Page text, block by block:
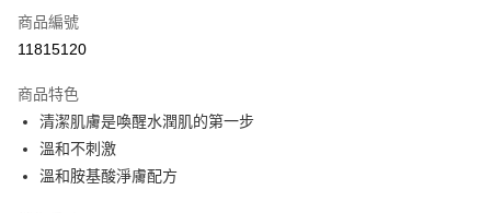
信用卡一次付款
LINE Pay
Apple Pay
商品編號
11815120
商品特色
清潔肌膚是喚醒水潤肌的第一步
溫和不刺激
溫和胺基酸淨膚配方